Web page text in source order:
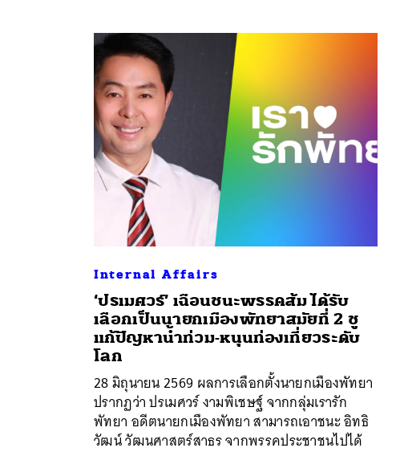
Internal Affairs
‘ปรเมศวร์’ เฉือนชนะพรรคส้ม ได้รับ
เลือกเป็นนายกเมืองพัทยาสมัยที่ 2 ชู
แก้ปัญหาน้ำท่วม-หนุนท่องเที่ยวระดับ
โลก
28 มิถุนายน 2569 ผลการเลือกตั้งนายกเมืองพัทยา
ปรากฏว่า ปรเมศวร์ งามพิเชษฐ์ จากกลุ่มเรารัก
พัทยา อดีตนายกเมืองพัทยา สามารถเอาชนะ อิทธิ
วัฒน์ วัฒนศาสตร์สาธร จากพรรคประชาชนไปได้
ค้นหา